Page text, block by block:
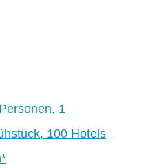
1
100 Hotels